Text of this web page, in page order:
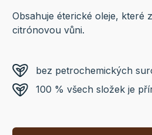
Obsahuje éterické oleje, které
citrónovou vůni.
bez petrochemických
100 % všech složek je